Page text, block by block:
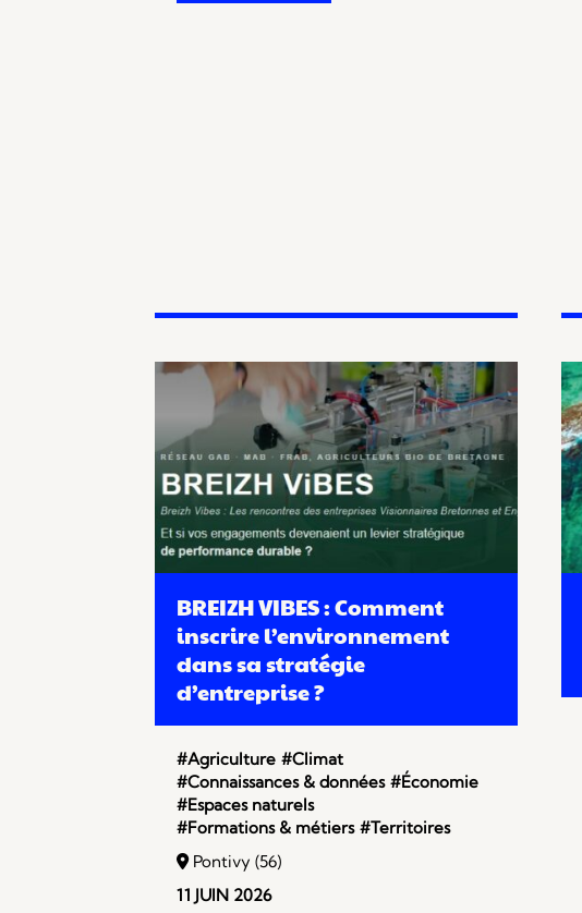
BREIZH VIBES : Comment
inscrire l’environnement
dans sa stratégie
d’entreprise ?
#Agriculture #Climat
#Connaissances & données #Économie
#Espaces naturels
#Formations & métiers #Territoires
Pontivy (56)
11 JUIN 2026